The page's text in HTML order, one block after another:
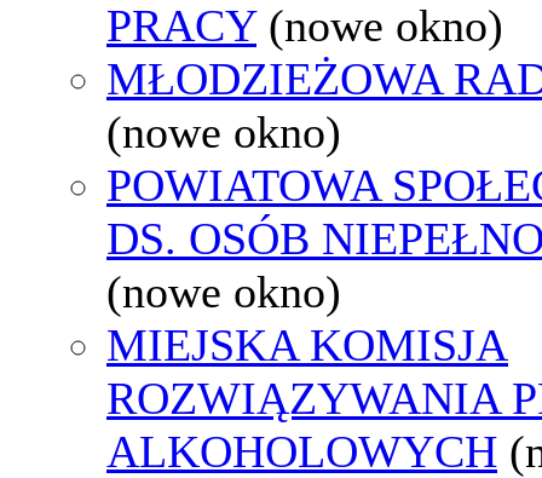
PRACY (nowe okno)
MŁODZIEŻOWA
(nowe okno)
POWIATOWA
DS. OSÓB
(nowe okno)
MIEJSKA KOMISJA
ROZWIĄZYWANIA
ALKOHOLOWYCH